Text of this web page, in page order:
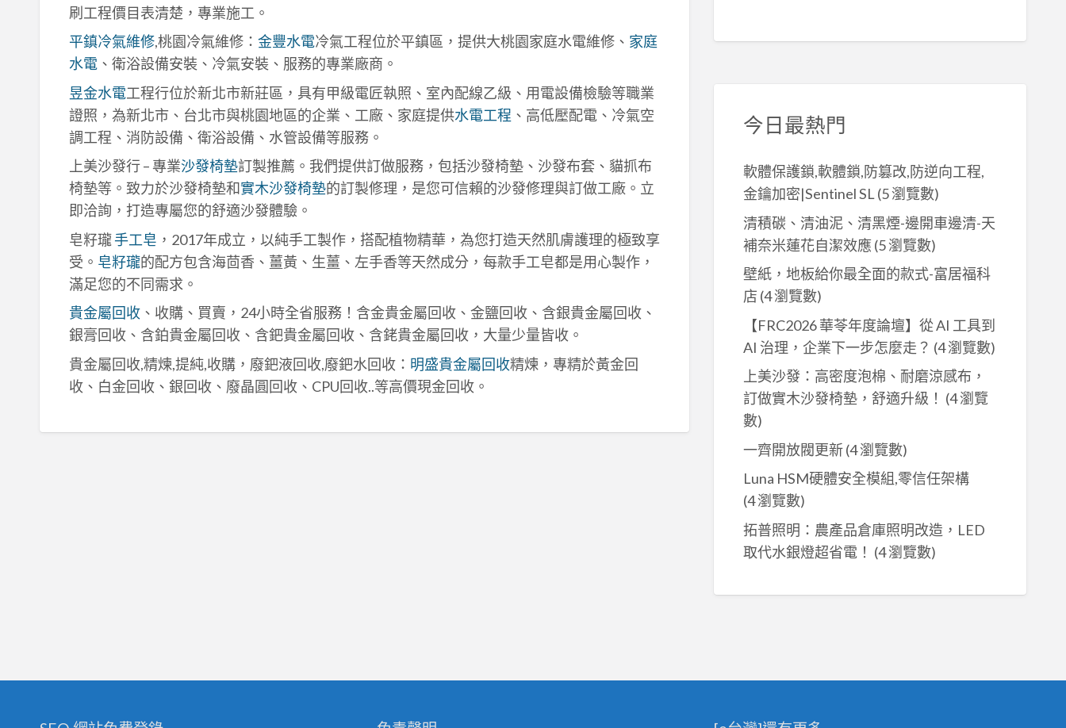
刷工程價目表清楚，專業施工。
平鎮冷氣維修,桃園冷氣維修： 金豐水電冷氣工程位於平鎮區，提供大桃園家庭水電維修、 家庭
水電、衛浴設備安裝、冷氣安裝、服務的專業廠商。
昱金水電工程行位於新北市新莊區，具有甲級電匠執照、室內配線乙級、用電設備檢驗等職業
證照，為新北市、台北市與桃園地區的企業、工廠、家庭提供水電工程 、高低壓配電、冷氣空
調工程、消防設備、衛浴設備、水管設備等服務。
上美沙發行 – 專業沙發椅墊訂製推薦。我們提供訂做服務，包括沙發椅墊、沙發布套、貓抓布
椅墊等。致力於沙發椅墊和實木沙發椅墊的訂製修理，是您可信賴的沙發修理與訂做工廠。立
即洽詢，打造專屬您的舒適沙發體驗。
皂籽瓏手工皂 ，2017年成立，以純手工製作，搭配植物精華，為您打造天然肌膚護理的極致享
受。 皂籽瓏的配方包含海茴香、薑黃、生薑、左手香等天然成分，每款手工皂都是用心製作，
滿足您的不同需求。
貴金屬回收、收購、買賣，24小時全省服務！含金貴金屬回收、金鹽回收、含銀貴金屬回收、
銀膏回收、含鉑貴金屬回收、含鈀貴金屬回收、含銠貴金屬回收，大量少量皆收。
貴金屬回收,精煉,提純,收購，廢鈀液回收,廢鈀水回收： 明盛貴金屬回收精煉，專精於黃金回
收、白金回收、銀回收、廢晶圓回收、CPU回收..等高價現金回收。
今日最熱門
軟體保護鎖,軟體鎖,防篡改,防逆向工程,
金鑰加密|Sentinel SL (5 瀏覽數)
清積碳、清油泥、清黑煙-邊開車邊清-天
補奈米蓮花自潔效應(5 瀏覽數)
壁紙，地板給你最全面的款式-富居福科
店 (4 瀏覽數)
【FRC2026 華苓年度論壇】從 AI 工具到
AI 治理，企業下一步怎麼走？ (4 瀏覽數)
上美沙發：高密度泡棉、耐磨涼感布，
訂做實木沙發椅墊，舒適升級！ (4 瀏覽
數)
一齊開放閥更新(4 瀏覽數)
Luna HSM硬體安全模組,零信任架構
(4 瀏覽數)
拓普照明：農產品倉庫照明改造，LED
取代水銀燈超省電！ (4 瀏覽數)